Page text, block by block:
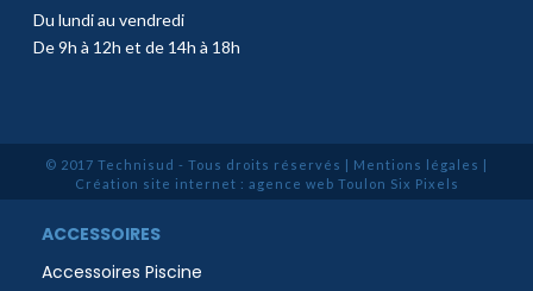
Du lundi au vendredi
De 9h à 12h et de 14h à 18h
© 2017 Technisud - Tous droits réservés | Mentions légales |
Création site internet : agence web Toulon Six Pixels
ACCESSOIRES
Accessoires Piscine